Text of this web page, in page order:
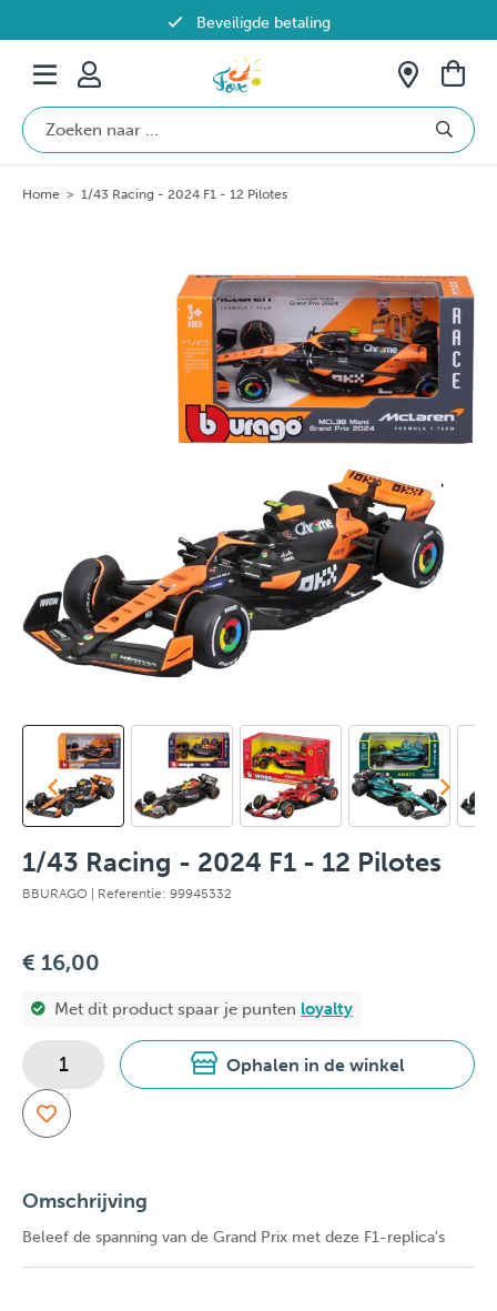
Beveiligde betaling
Gratis verzending vanaf €69 in België
Home > 1/43 Racing - 2024 F1 - 12 Pilotes
1/43 Racing - 2024 F1 - 12 Pilotes
BBURAGO | Referentie: 99945332
€ 16,00
Met dit product spaar je punten loyalty
Ophalen in de winkel
Omschrijving
Beleef de spanning van de Grand Prix met deze F1-replica's